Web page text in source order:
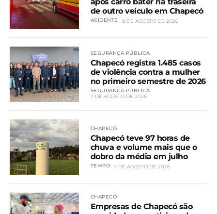
de outro veículo em Chapecó
ACIDENTE 8 DE AGOSTO DE 2026
SEGURANÇA PÚBLICA
Chapecó registra 1.485 casos
de violência contra a mulher
no primeiro semestre de 2026
SEGURANÇA PÚBLICA
7 DE AGOSTO DE 2026
CHAPECÓ
Chapecó teve 97 horas de
chuva e volume mais que o
dobro da média em julho
TEMPO 7 DE AGOSTO DE 2026
CHAPECÓ
Empresas de Chapecó são